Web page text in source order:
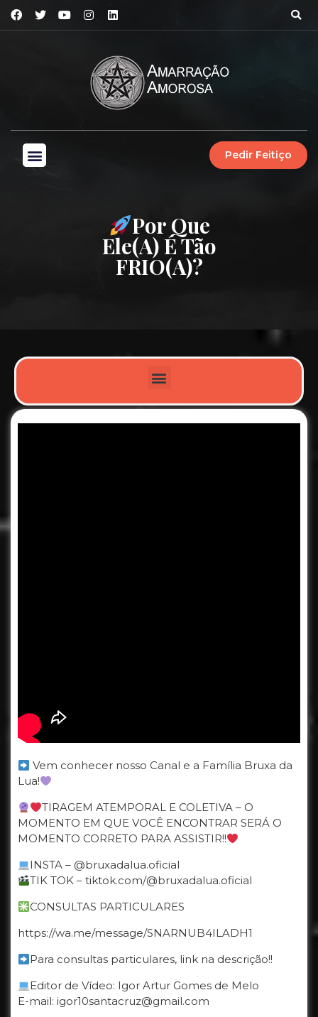
Pedir Feitiço
Por Que
Ele(a) É Tão
FRIO(A)?
Vem conhecer nosso Canal e a Família Bruxa da
Lua!
TIRAGEM ATEMPORAL E COLETIVA – O
MOMENTO EM QUE VOCÊ ENCONTRAR SERÁ O
MOMENTO CORRETO PARA ASSISTIR!!
INSTA – @bruxadalua.oficial
TIK TOK – tiktok.com/@bruxadalua.oficial
CONSULTAS PARTICULARES
https://wa.me/message/SNARNUB4ILADH1
Para consultas particulares, link na descrição!!
Editor de Vídeo: Igor Artur Gomes de Melo
E-mail: igor10santacruz@gmail.com